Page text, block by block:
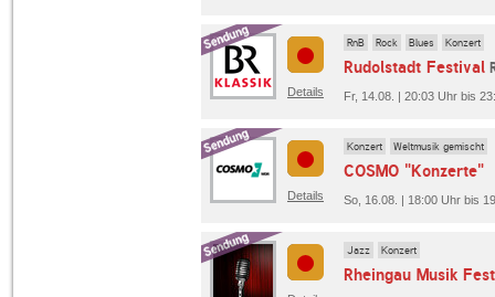
Details
RnB Rock Blues Konzert
Rudolstadt Festival
Fr, 14.08. | 20:03 Uhr bis
Details
Konzert Weltmusik gemischt
COSMO "Konzerte"
So, 16.08. | 18:00 Uhr bis
Jazz Konzert
Rheingau Musik